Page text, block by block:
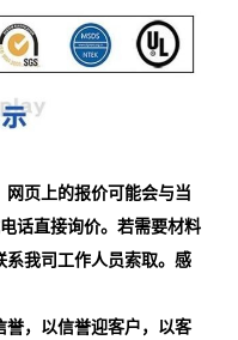
页上的报价可能会与当
话直接询价。若需要材料
系我司工作人员索取。感
誉，以信誉迎客户，以客